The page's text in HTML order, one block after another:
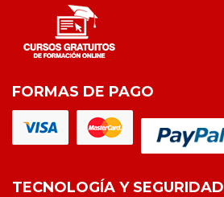
FORMAS DE PAGO
TECNOLOGÍA Y SEGURIDAD